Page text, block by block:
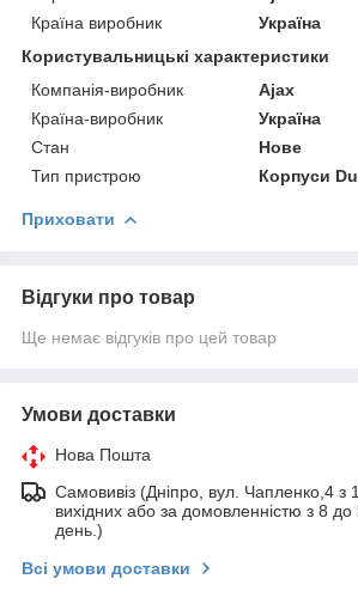
Країна виробник
Україна
Користувальницькі характеристики
Компанія-виробник
Ajax
Країна-виробник
Україна
Стан
Нове
Тип пристрою
Корпуси
Приховати
Відгуки про товар
Ще немає відгуків про цей товар
Умови доставки
Нова Пошта
Самовивіз (Дніпро, вул. Чапленко,4 з
вихідних або за домовленністю з 8
день.)
Всі умови доставки